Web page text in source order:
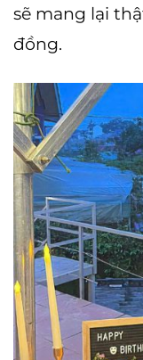
sẽ mang lại
đồng.